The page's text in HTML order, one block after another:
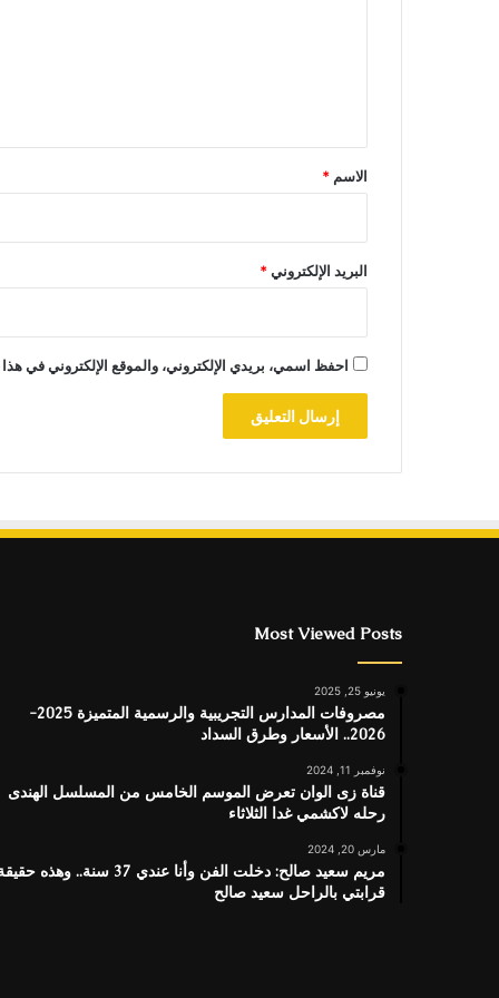
*
الاسم *
البريد الإلكتروني*
احفظ اسمي، بريدي الإلكتروني، والموقع الإلكتروني في
Most Viewed Posts
يونيو 25, 2025
مصروفات المدارس التجريبية والرسمية المتميزة 2025-
2026.. الأسعار وطرق السداد
نوفمبر 11, 2024
قناة زى الوان تعرض الموسم الخامس من المسلسل الهندى
رحله لاكشمي غدا الثلاثاء
مارس 20, 2024
مريم سعيد صالح: دخلت الفن وأنا عندي 37 سنة.. وهذه
قرابتي بالراحل سعيد صالح